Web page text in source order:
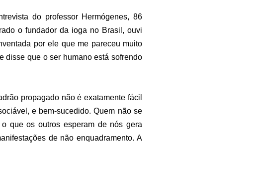
do professor Hermógenes, 86
o fundador da ioga no Brasil, ouvi
por ele que me pareceu muito
disse que o ser humano está sofrendo
propagado não é exatamente fácil
e bem-sucedido. Quem não se
que os outros esperam de nós gera
de não enquadramento. A